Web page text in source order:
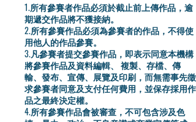
1.所有參賽者作品必須於截止前上傳作品，逾
期遞交作品將不獲接納。
2.所有參賽作品必須為參賽者的作品，不得使
用他人的作品參賽。
3.凡參賽者提交參賽作品，即表示同意本機構
將參賽作品及資料編輯、 複製、存檔、傳
輸、發布、宣傳、展覽及印刷，而無需事先徵
求參賽者同意及支付任何費用，並保存採用作
品之最終決定權。
4.所有參賽作品會被審查，不可包含涉及色